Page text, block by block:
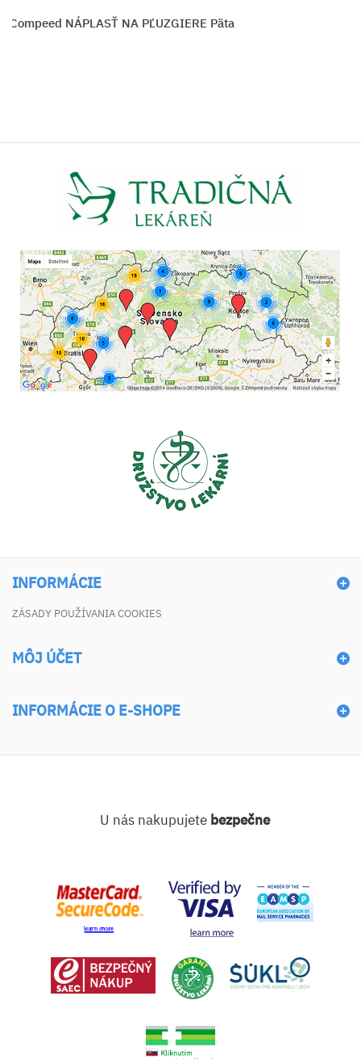
NÁPLASŤ NA PĽUZGIERE Päta
INFORMÁCIE
ZÁSADY POUŽÍVANIA COOKIES
MÔJ ÚČET
INFORMÁCIE O E-SHOPE
U nás nakupujete bezpečne